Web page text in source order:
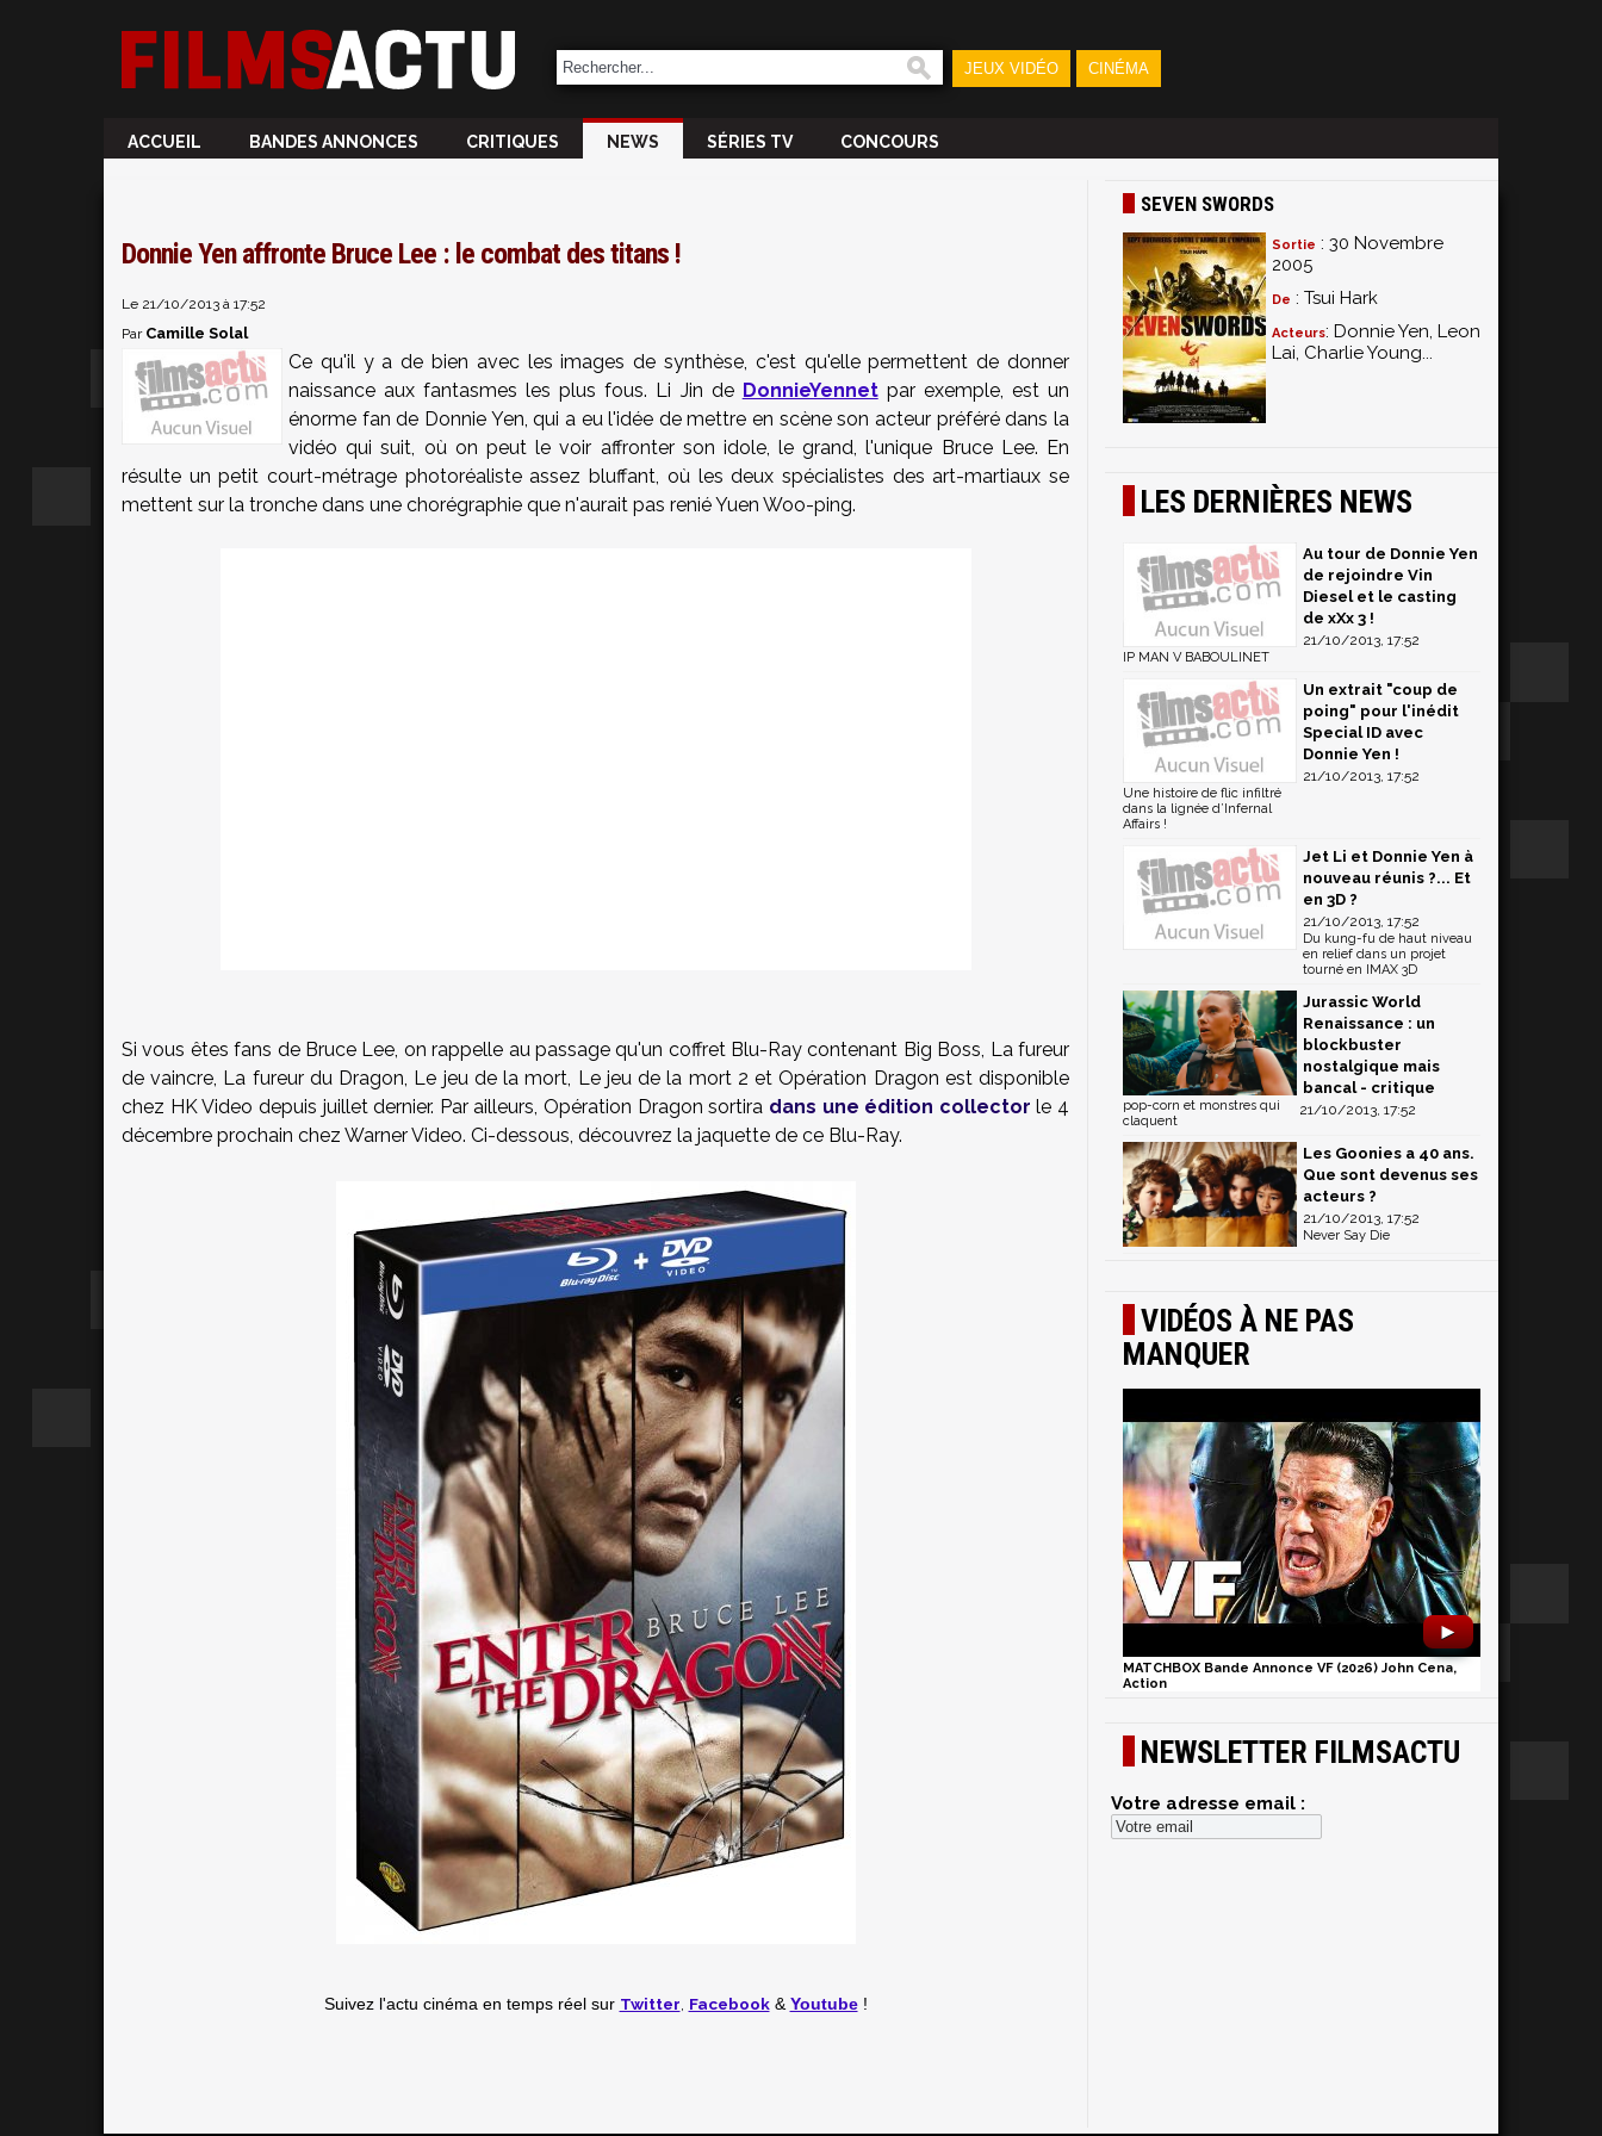
JEUX VIDÉO CINÉMA
ACCUEIL BANDES ANNONCES CRITIQUES NEWS SÉRIES TV CONCOURS
Donnie Yen affronte Bruce Lee : le combat des titans !
Le 21/10/2013 à 17:52
Par Camille Solal
Ce qu'il y a de bien avec les images de synthèse, c'est qu'elle permettent de donner
naissance aux fantasmes les plus fous. Li Jin de DonnieYennetpar exemple, est un
énorme fan de Donnie Yen, qui a eu l'idée de mettre en scène son acteur préféré dans la
vidéo qui suit, où on peut le voir affronter son idole, le grand, l'unique Bruce Lee. En
résulte un petit court-métrage photoréaliste assez bluffant, où les deux spécialistes des art-martiaux se
mettent sur la tronche dans une chorégraphie que n'aurait pas renié Yuen Woo-ping.
Si vous êtes fans de Bruce Lee, on rappelle au passage qu'un coffret Blu-Ray contenant Big Boss, La fureur
de vaincre, La fureur du Dragon, Le jeu de la mort, Le jeu de la mort 2 et Opération Dragon est disponible
chez HK Video depuis juillet dernier. Par ailleurs, Opération Dragon sortira dans une édition collectorle 4
décembre prochain chez Warner Video. Ci-dessous, découvrez la jaquette de ce Blu-Ray.
Suivez l'actu cinéma en temps réel sur Twitter Facebook& Youtube!
SEVEN SWORDS
Sortie : 30 Novembre
2005
De : Tsui Hark
Acteurs: Donnie Yen, Leon
Lai, Charlie Young...
LES DERNIÈRES NEWS
Au tour de Donnie Yen
de rejoindre Vin
Diesel et le casting
de xXx 3 !
21/10/2013, 17:52
IP MAN V BABOULINET
Un extrait "coup de
poing" pour l'inédit
Special ID avec
Donnie Yen !
21/10/2013, 17:52
Une histoire de flic infiltré
dans la lignée d’Infernal
Affairs !
Jet Li et Donnie Yen à
nouveau réunis ?... Et
en 3D ?
21/10/2013, 17:52
Du kung-fu de haut niveau
en relief dans un projet
tourné en IMAX 3D
Jurassic World
Renaissance : un
blockbuster
nostalgique mais
bancal - critique
21/10/2013, 17:52
pop-corn et monstres qui
claquent
Les Goonies a 40 ans.
Que sont devenus ses
acteurs ?
21/10/2013, 17:52
Never Say Die
VIDÉOS À NE PAS
MANQUER
►
MATCHBOX Bande Annonce VF (2026) John Cena,
Action
NEWSLETTER FILMSACTU
Votre adresse email :